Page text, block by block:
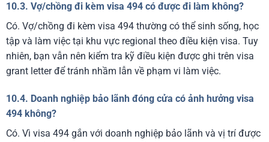
10.3. Vợ/chồng đi kèm visa 494 có được đi làm không?
Có. Vợ/chồng đi kèm visa 494 thường có thể sinh sống, học
tập và làm việc tại khu vực regional theo điều kiện visa. Tuy
nhiên, bạn vẫn nên kiểm tra kỹ điều kiện được ghi trên visa
grant letter để tránh nhầm lẫn về phạm vi làm việc.
10.4. Doanh nghiệp bảo lãnh đóng cửa có ảnh hưởng visa
494 không?
Có. Vì visa 494 gắn với doanh nghiệp bảo lãnh và vị trí được